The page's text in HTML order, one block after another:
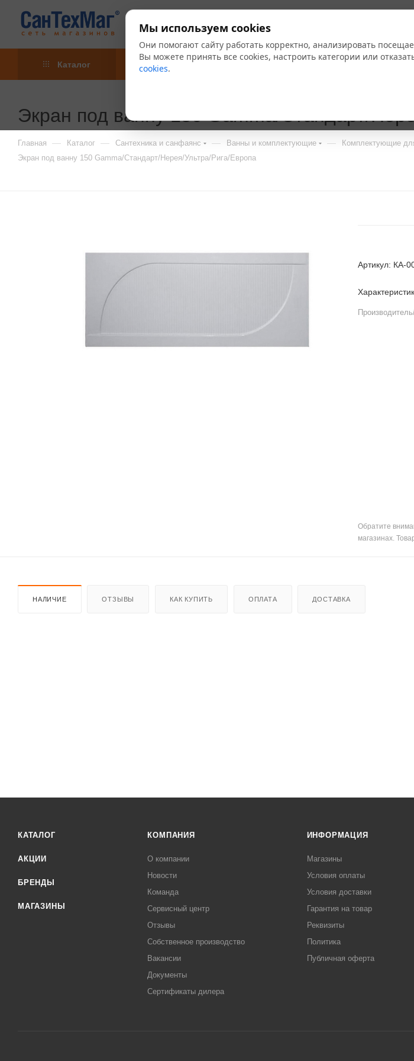
Каталог Акции Бренды
Экран под ванну 150 Gamma/Стандарт/
Главная — Каталог — Сантехника и санфаянс — Ванны и комплектующие — Комплектующие
Экран под ванну 150 Gamma/Стандарт/Нерея/Ультра/Рига/Европа
Артикул: КА-
Обратите
магазинах.
НАЛИЧИЕ ОТЗЫВЫ КАК КУПИТЬ ОПЛАТА ДОСТАВКА
КАТАЛОГ
АКЦИИ
БРЕНДЫ
МАГАЗИНЫ
КОМПАНИЯ
О компании
Новости
Команда
Сервисный центр
Отзывы
Собственное производство
Вакансии
Документы
Сертификаты дилера
ИНФОРМАЦИЯ
Магазины
Условия оплаты
Условия доставки
Гарантия на товар
Реквизиты
Политика
Публичная оферта
Мы используем cookies
Они помогают сайту работать корректно, анализировать
Вы можете принять все cookies, настроить категории или
cookies.